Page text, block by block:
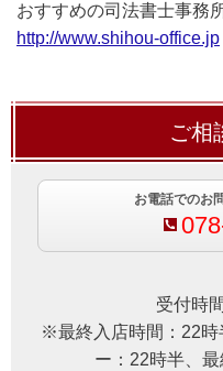
おすすめの司法書士事務
http://www.shihou-office.jp
ご相
お電話でのお
受付時
※最終入店時間：22時
ー：22時半、